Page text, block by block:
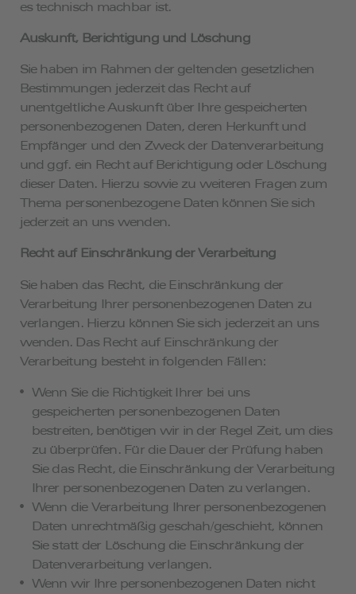
es technisch machbar ist.
Auskunft, Berichtigung und Löschung
Sie haben im Rahmen der geltenden gesetzlichen
Bestimmungen jederzeit das Recht auf
unentgeltliche Auskunft über Ihre gespeicherten
personenbezogenen Daten, deren Herkunft und
Empfänger und den Zweck der Datenverarbeitung
und ggf. ein Recht auf Berichtigung oder Löschung
dieser Daten. Hierzu sowie zu weiteren Fragen zum
Thema personenbezogene Daten können Sie sich
jederzeit an uns wenden.
Recht auf Einschränkung der Verarbeitung
Sie haben das Recht, die Einschränkung der
Verarbeitung Ihrer personenbezogenen Daten zu
verlangen. Hierzu können Sie sich jederzeit an uns
wenden. Das Recht auf Einschränkung der
Verarbeitung besteht in folgenden Fällen:
Wenn Sie die Richtigkeit Ihrer bei uns
gespeicherten personenbezogenen Daten
bestreiten, benötigen wir in der Regel Zeit, um dies
zu überprüfen. Für die Dauer der Prüfung haben
Sie das Recht, die Einschränkung der Verarbeitung
Ihrer personenbezogenen Daten zu verlangen.
Wenn die Verarbeitung Ihrer personenbezogenen
Daten unrechtmäßig geschah/geschieht, können
Sie statt der Löschung die Einschränkung der
Datenverarbeitung verlangen.
Wenn wir Ihre personenbezogenen Daten nicht